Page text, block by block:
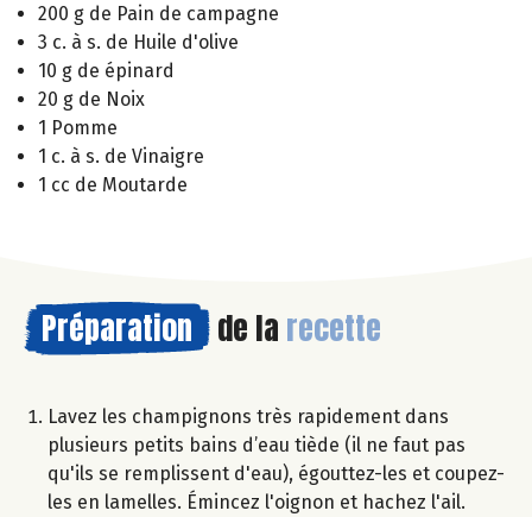
200 g de Pain de campagne
3 c. à s. de Huile d'olive
10 g de épinard
20 g de Noix
1 Pomme
1 c. à s. de Vinaigre
1 cc de Moutarde
Préparation de la recette
Lavez les champignons très rapidement dans
plusieurs petits bains d’eau tiède (il ne faut pas
qu'ils se remplissent d'eau), égouttez-les et coupez-
les en lamelles. Émincez l'oignon et hachez l'ail.